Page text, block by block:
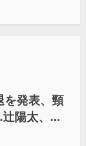
を発表、頸
陽太、後
続々